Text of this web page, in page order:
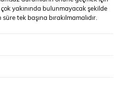
yakınında bulunmayacak şekilde
tek başına bırakılmamalıdır.